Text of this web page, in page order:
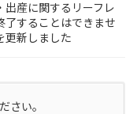
産に関するリーフレ
了することはできませ
更新しました
さい。